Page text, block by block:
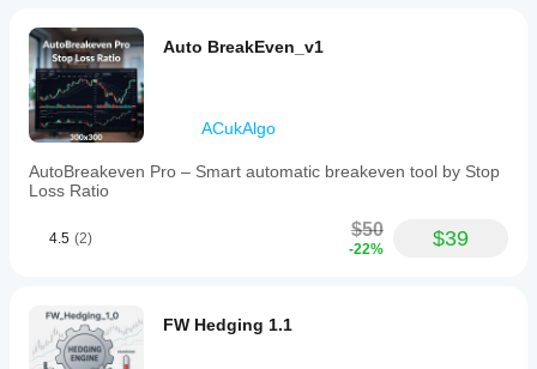
Auto BreakEven_v1
ACukAlgo
AutoBreakeven Pro – Smart automatic breakeven tool by Stop
Loss Ratio
4.5 (2) $50
-22% $39
FW Hedging 1.1